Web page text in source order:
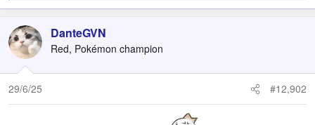
e
c
t
i
o
n
DanteGVN
Red, Pokémon champion
29/6/25 #12,902